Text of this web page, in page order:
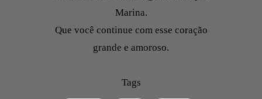
Marina.
Que você continue com esse coração
grande e amoroso.
Tags